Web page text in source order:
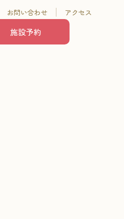
お問い合わせ アクセス
施設予約